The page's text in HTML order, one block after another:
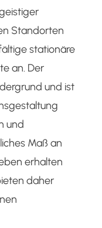
Standorten
stationäre
an. Der
und ist
und
Maß an
erhalten
daher